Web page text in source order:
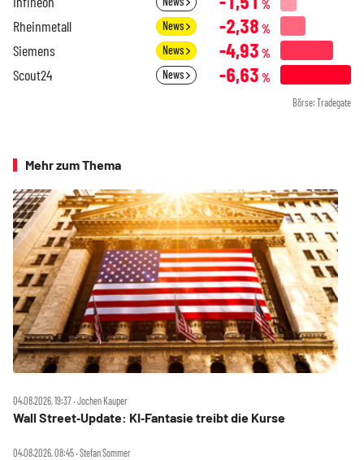
%
Rheinmetall News -2,38 %
Siemens News -4,93 %
Scout24 News -6,63 %
Börse: Tradegate
Mehr zum Thema
04.08.2026, 19:37 ‧ Jochen Kauper
Wall Street‑Update: KI‑Fantasie treibt die Kurse
04.08.2026, 08:45 ‧ Stefan Sommer